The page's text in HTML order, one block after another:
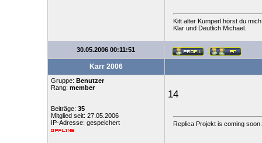
Kitt alter Kumperl hörst du
Klar und Deutlich Michael.
30.05.2006 00:11:51
Karr 2006
Gruppe: Benutzer
Rang: member
Beiträge: 35
Mitglied seit: 27.05.2006
IP-Adresse: gespeichert
14
Replica Projekt is coming soon.